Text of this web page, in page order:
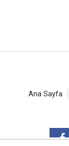
Ana Sayfa